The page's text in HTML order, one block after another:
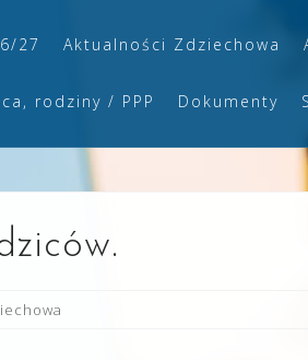
27 Aktualności Zdziechowa
rodziny / PPP Dokumenty